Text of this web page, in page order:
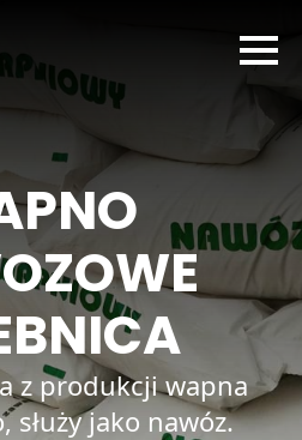
z produkcji wapna
służy jako nawóz.